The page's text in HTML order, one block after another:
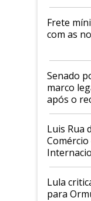
Frete
com as
Senado
marco
após o
Luis Rua
Comércio
Lula
para